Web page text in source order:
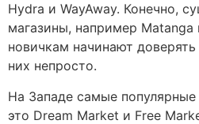
Hydra и WayAway. Конечно,
магазины, например
новичкам начинают доверять
них непросто.
На Западе самые
это Dream Market и Free